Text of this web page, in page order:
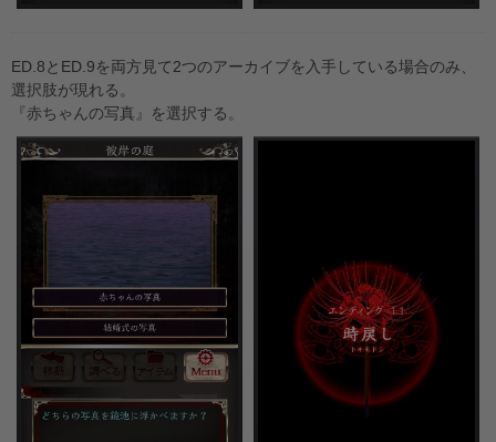
ED.8とED.9を両方見て2つのアーカイブを入手している場合のみ、
選択肢が現れる。
『赤ちゃんの写真』を選択する。